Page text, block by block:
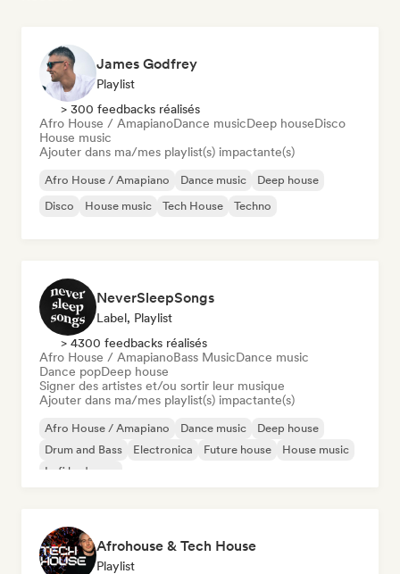
James Godfrey
Playlist
> 300 feedbacks réalisés
Afro House / AmapianoDance musicDeep houseDisco
House music
Ajouter dans ma/mes playlist(s) impactante(s)
Afro House / Amapiano Dance music
Deep house
Disco
House music Tech House Techno
NeverSleepSongs
Label, Playlist
> 4300 feedbacks réalisés
Afro House / AmapianoBass MusicDance music
Dance popDeep house
Signer des artistes et/ou sortir leur musique
Ajouter dans ma/mes playlist(s) impactante(s)
Afro House / Amapiano Dance music
Deep house
Drum and Bass
Electronica Future house
House music
Lofi bedroom
Afrohouse & Tech House
Playlist